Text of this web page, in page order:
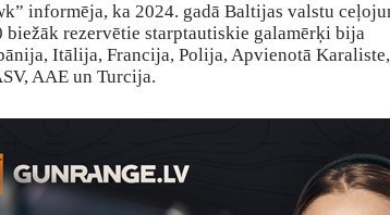
informēja, ka 2024. gadā Baltijas valstu
biežāk rezervētie starptautiskie galamērķi bija
Itālija, Francija, Polija, Apvienotā Karaliste,
AAE un Turcija.